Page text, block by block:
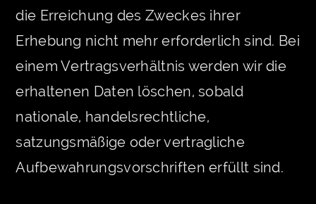
die Erreichung des Zweckes ihrer
Erhebung nicht mehr erforderlich sind. Bei
einem Vertragsverhältnis werden wir die
erhaltenen Daten löschen, sobald
nationale, handelsrechtliche,
satzungsmäßige oder vertragliche
Aufbewahrungsvorschriften erfüllt sind.